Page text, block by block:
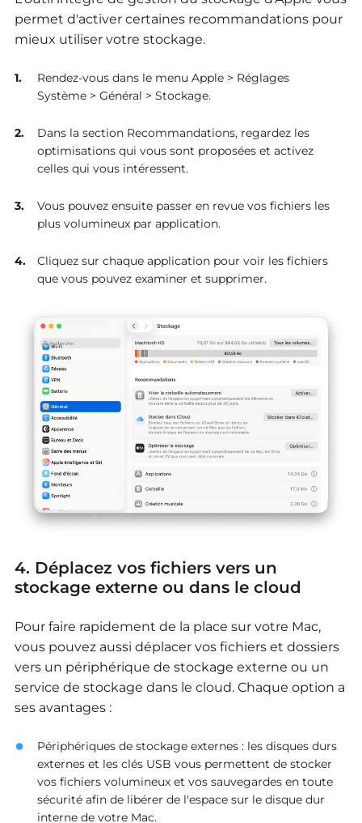
permet d'activer certaines recommandations pour
mieux utiliser votre stockage.
Rendez-vous dans le menu Apple > Réglages
Système > Général > Stockage.
Dans la section Recommandations, regardez les
optimisations qui vous sont proposées et activez
celles qui vous intéressent.
Vous pouvez ensuite passer en revue vos fichiers les
plus volumineux par application.
Cliquez sur chaque application pour voir les fichiers
que vous pouvez examiner et supprimer.
4. Déplacez vos fichiers vers un
stockage externe ou dans le cloud
Pour faire rapidement de la place sur votre Mac,
vous pouvez aussi déplacer vos fichiers et dossiers
vers un périphérique de stockage externe ou un
service de stockage dans le cloud. Chaque option a
ses avantages :
Périphériques de stockage externes : les disques durs
externes et les clés USB vous permettent de stocker
vos fichiers volumineux et vos sauvegardes en toute
sécurité afin de libérer de l'espace sur le disque dur
interne de votre Mac.